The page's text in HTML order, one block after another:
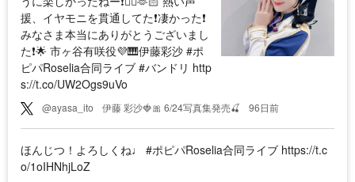
援、イヤモニを貫通してた❗️凄かった❗️
みなさま本当にありがとうございまし
た❗️🌟 市ヶ谷有咲役💜🎹伊藤彩沙 #ポ
ピパRoselia合同ライブ #バンドリ http
s://t.co/UW2Ogs9uVo
@ayasa_ito 伊藤 彩沙🍓🎀 6/24写真集発売🍒 96日前
ほんじつ！よろしくね♩ #ポピパRoselia合同ライブ https://t.c
o/1oIHNhjLoZ